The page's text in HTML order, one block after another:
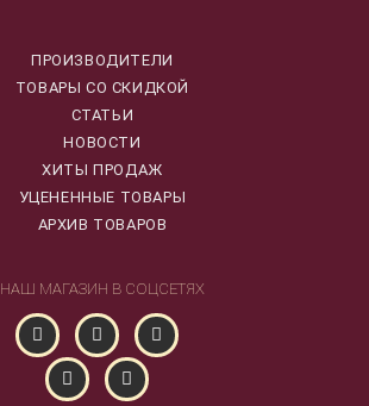
ПРОИЗВОДИТЕЛИ
ТОВАРЫ СО СКИДКОЙ
СТАТЬИ
НОВОСТИ
ХИТЫ ПРОДАЖ
УЦЕНЕННЫЕ ТОВАРЫ
АРХИВ ТОВАРОВ
НАШ МАГАЗИН В СОЦСЕТЯХ